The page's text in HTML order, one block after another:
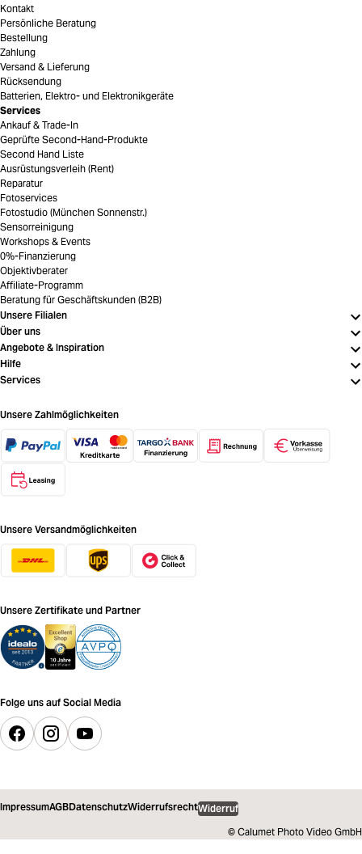
Kontakt
Persönliche Beratung
Bestellung
Zahlung
Versand & Lieferung
Rücksendung
Batterien, Elektro- und Elektronikgeräte
Services
Ankauf & Trade-In
Geprüfte Second-Hand-Produkte
Second Hand Liste
Ausrüstungsverleih (Rent)
Reparatur
Fotoservices
Fotostudio (München Sonnenstr.)
Sensorreinigung
Workshops & Events
0%-Finanzierung
Objektivberater
Affiliate-Programm
Beratung für Geschäftskunden (B2B)
Unsere Filialen
Über uns
Angebote & Inspiration
Hilfe
Services
Unsere Zahlmöglichkeiten
Unsere Versandmöglichkeiten
Unsere Zertifikate und Partner
Folge uns auf Social Media
ImpressumAGBDatenschutzWiderrufsrechtWiderruf
© Calumet Photo Video GmbH